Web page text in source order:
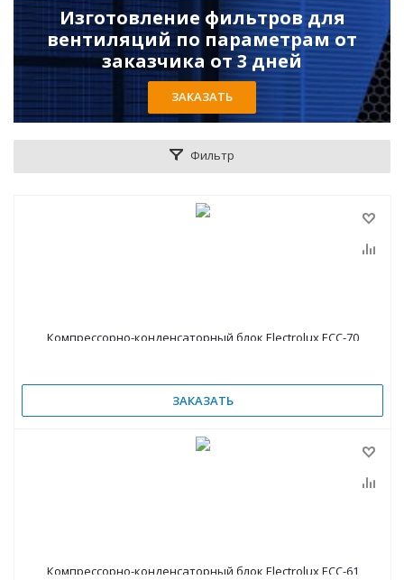
Изготовление фильтров для
вентиляций по параметрам от
заказчика от 3 дней
ЗАКАЗАТЬ
Фильтр
Компрессорно-конденсаторный блок Electrolux ECC-70
ЗАКАЗАТЬ
Компрессорно-конденсаторный блок Electrolux ECC-61